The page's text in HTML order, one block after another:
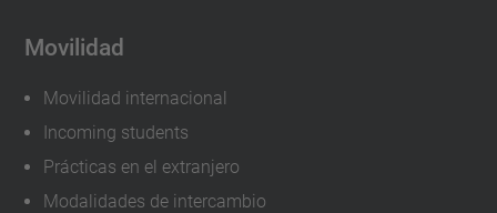
Movilidad
Movilidad internacional
Incoming students
Prácticas en el extranjero
Modalidades de intercambio